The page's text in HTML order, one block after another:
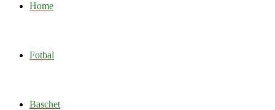
Home
Fotbal
Baschet